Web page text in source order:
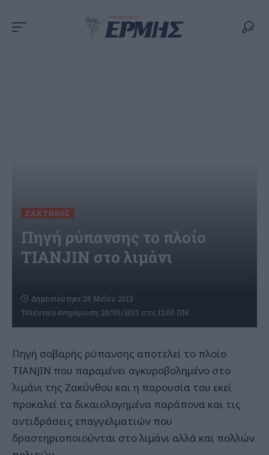
ΖΆΚΥΝΘΟΣ
Πηγή ρύπανσης το πλοίο
TIANJIN στο λιμάνι
Τελευταία ενημέρωση: 28/05/2013 στις 12:00 ΠΜ
Δημοσιεύτηκε 28 Μαΐου 2013
Πηγή σοβαρής ρύπανσης αποτελεί το πλοίο
TIANJIN που παραμένει αγκυροβολημένο στο
λιμάνι της Ζακύνθου και η παρουσία του εκεί
προκαλεί τα δικαιολογημένα παράπονα και τις
αντιδράσεις επαγγελματιών που
δραστηριοποιούνται στο λιμάνι αλλά και πολλών